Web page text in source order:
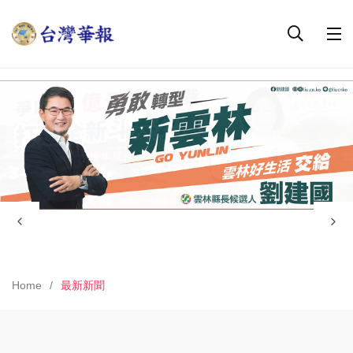
Home 最新新聞